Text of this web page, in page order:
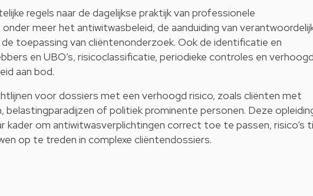
regels naar de dagelijkse praktijk van professionele
meer het antiwitwasbeleid, de aanduiding van
toepassing van cliëntenonderzoek. Ook de identificatie en
en UBO’s, risicoclassificatie, periodieke controles en
aan bod.
voor dossiers met een verhoogd risico, zoals cliënten met
belastingparadijzen of politiek prominente personen. Deze
kader om antiwitwasverplichtingen correct toe te passen, risico’s
op te treden in complexe cliëntendossiers.